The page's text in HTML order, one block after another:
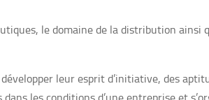
le domaine de la distribution ainsi
leur esprit d’initiative, des